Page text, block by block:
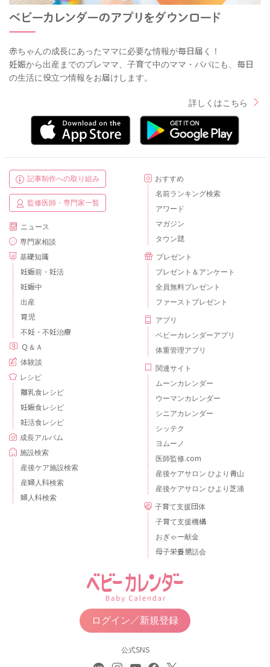
赤ちゃんの成長にあったママに必要な情報が毎日届く！
妊娠から出産までのプレママ、子育て中のママ・パパにも、毎日
の生活に役立つ情報をお届けします。
詳しくはこちら
記事制作への取り組み
監修医師・専門家一覧
ニュース
専門家相談
基礎知識
妊娠前・妊活
妊娠中
出産
育児
不妊・不妊治療
Ｑ＆Ａ
体験談
レシピ
離乳食レシピ
妊娠食レシピ
妊活食レシピ
成長アルバム
施設検索
産後ケア施設検索
産婦人科検索
婦人科検索
おすすめ
名前ランキング検索
アワード
マガジン
タウン誌
プレゼント
プレゼント＆アンケート
全員無料プレゼント
ファーストプレゼント
アプリ
ベビーカレンダーアプリ
体重管理アプリ
関連サイト
ムーンカレンダー
ウーマンカレンダー
シニアカレンダー
シッテク
ヨムーノ
医師監修.com
産後ケアサロン ひより青山
産後ケアサロン ひより芝浦
子育て支援団体
子育て支援機構
おぎゃー献金
母子栄養懇話会
ログイン／新規登録
公式SNS